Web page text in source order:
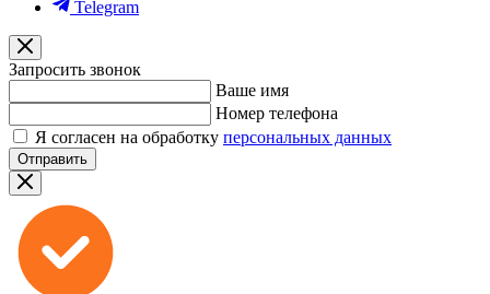
Telegram
Запросить звонок
Ваше имя
Номер телефона
Я согласен на обработку персональных данных
Отправить